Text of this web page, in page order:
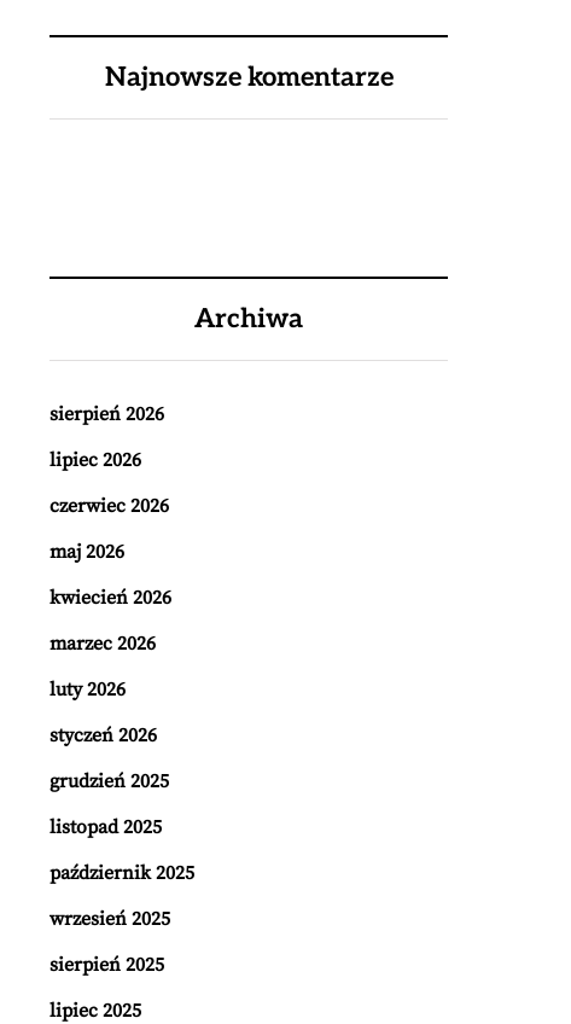
Najnowsze komentarze
Archiwa
sierpień 2026
lipiec 2026
czerwiec 2026
maj 2026
kwiecień 2026
marzec 2026
luty 2026
styczeń 2026
grudzień 2025
listopad 2025
październik 2025
wrzesień 2025
sierpień 2025
lipiec 2025